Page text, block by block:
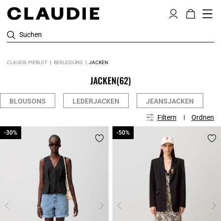
Suchen
CLAUDIE PIERLOT BEKLEIDUNG JACKEN
JACKEN(62)
BLOUSONS LEDERJACKEN JEANSJACKEN
Filtern Ordnen
-30%
-30% -50%
-50%